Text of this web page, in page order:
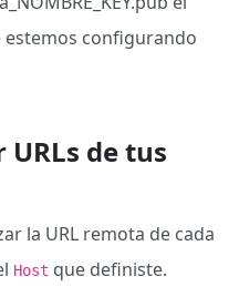
configurando
de tus
la URL remota de cada
Host que definiste.